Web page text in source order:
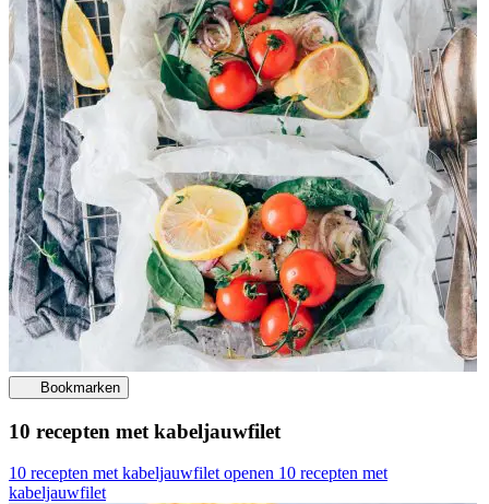
Bookmarken
10 recepten met kabeljauwfilet
10 recepten met kabeljauwfilet openen 10 recepten met
kabeljauwfilet